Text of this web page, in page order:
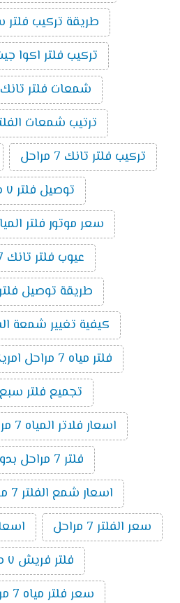
طريقة تركيب فلتر
تركيب فلتر اكوا جيت 7
شمعات فلتر تانك 7 مراحل
ترتيب شمعات الفلتر 7
تركيب فلتر تانك 7 مراحل
توصيل فلتر ٧ مراحل
سعر موتور فلتر
عيوب فلتر تانك 7 مراحل
طريقة توصيل فلتر 7
كيفية تغيير شمعة الفلتر 7
فلتر مياه 7 مراحل امريكي tornado
تجميع فلتر
اسعار فلاتر المياه 7 مراحل اكوا جيت
فلتر 7 مراحل بدون خزان
اسعار شمع الفلتر 7 مراحل تايواني
سعر الفلتر 7 مراحل
فلتر فريش ٧ مراحل
سعر فلتر مياه 7 مراحل اكوا